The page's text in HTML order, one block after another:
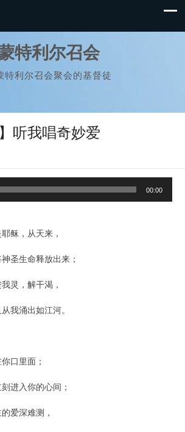
特利尔召会
特利尔召会聚会的基督徒
听我唱奇妙爱
00:00
稣，从天来，
圣生命释放出来；
灵，解干渴，
我涌出如江河。
口里面；
进入你的心间；
爱深难测，